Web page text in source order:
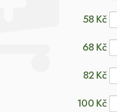
58 Kč
68 Kč
82 Kč
100 Kč